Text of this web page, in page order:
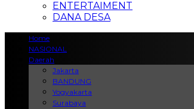
ENTERTAIMENT
DANA DESA
Home
NASIONAL
Daerah
Jakarta
BANDUNG
Yogyakarta
Surabaya